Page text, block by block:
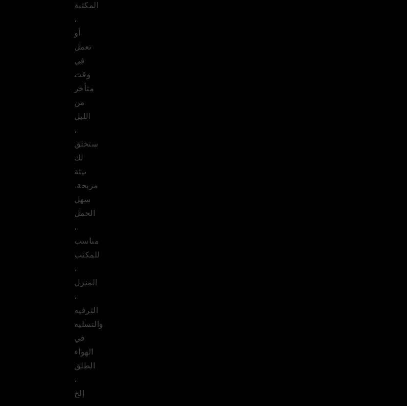
المكتبة
،
أو
تعمل
في
وقت
متأخر
من
الليل
،
ستخلق
لك
بيئة
مريحة.
سهل
الحمل
،
مناسب
للمكتب
،
المنزل
،
الترفيه
والتسلية
في
الهواء
الطلق
،
إلخ